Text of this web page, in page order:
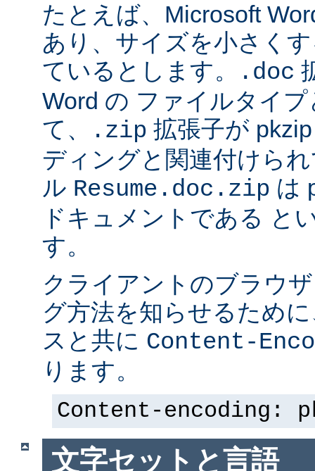
たとえば、Microsoft
あり、サイズを小さく
ているとします。
.doc
Word の ファイルタイ
て、
.zip 拡張子が
ディングと関連付けら
ル Resume.doc.zip は
ドキュメントである と
す。
クライアントのブラウ
グ方法を知らせるため
スと共に Content-
ります。
Content-encoding:
文字セットと言語